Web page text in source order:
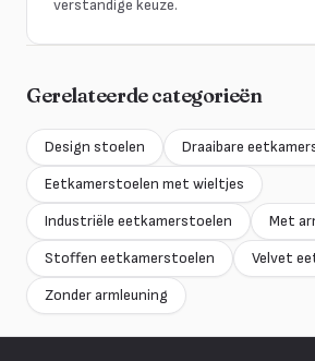
verstandige keuze.
Gerelateerde categorieën
Design stoelen
Draaibare
Eetkamerstoelen met wieltjes
Industriële eetkamerstoelen
Met
Stoffen eetkamerstoelen
Velvet
Zonder armleuning